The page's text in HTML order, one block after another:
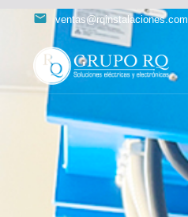
ventas@rqinstalaciones.com